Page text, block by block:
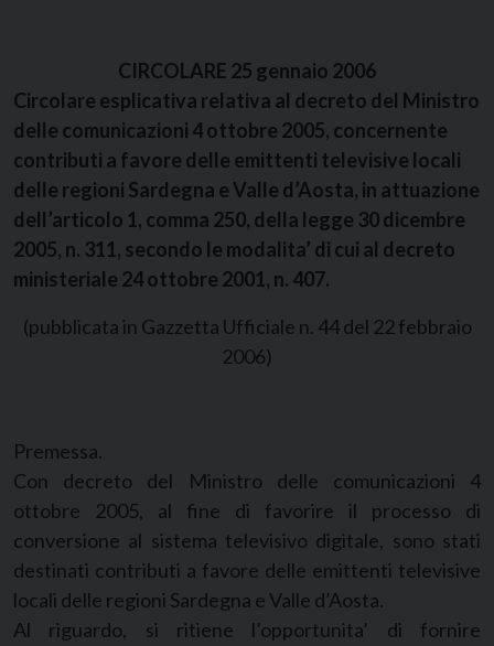
CIRCOLARE 25 gennaio 2006
Circolare esplicativa relativa al decreto del Ministro
delle comunicazioni 4 ottobre 2005, concernente
contributi a favore delle emittenti televisive locali
delle regioni Sardegna e Valle d’Aosta, in attuazione
dell’articolo 1, comma 250, della legge 30 dicembre
2005, n. 311, secondo le modalita’ di cui al decreto
ministeriale 24 ottobre 2001, n. 407.
(pubblicata in Gazzetta Ufficiale n. 44 del 22 febbraio
2006)
Premessa.
Con decreto del Ministro delle comunicazioni 4
ottobre 2005, al fine di favorire il processo di
conversione al sistema televisivo digitale, sono stati
destinati contributi a favore delle emittenti televisive
locali delle regioni Sardegna e Valle d’Aosta.
Al riguardo, si ritiene l’opportunita’ di fornire